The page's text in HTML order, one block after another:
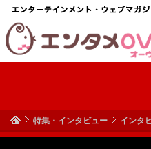
特集・インタビュー インタ